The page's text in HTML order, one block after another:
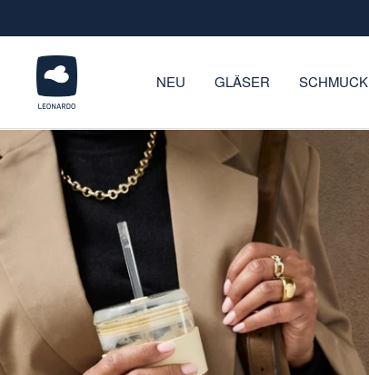
zum
NEU GLÄSER SCHMUCK
LEONARDO
Onlineshop